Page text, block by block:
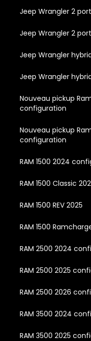
Jeep Wrangler 2
Jeep Wrangler 2
Jeep Wrangler
Jeep Wrangler
Nouveau pickup
configuration
Nouveau pickup
configuration
RAM 1500 2024
RAM 1500 Classic
RAM 1500 REV 2025
RAM 1500
RAM 2500 2024
RAM 2500 2025
RAM 2500 2026
RAM 3500 2024
RAM 3500 2025